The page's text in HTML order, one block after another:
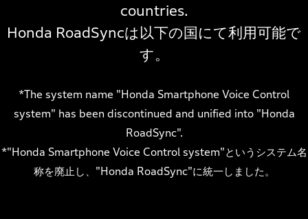
countries.
Honda RoadSyncは以下の国にて利用可能で
す。
*The system name "Honda Smartphone Voice Control
system" has been discontinued and unified into "Honda
RoadSync".
*"Honda Smartphone Voice Control system"というシステム名
称を廃止し、"Honda RoadSync"に統一しました。